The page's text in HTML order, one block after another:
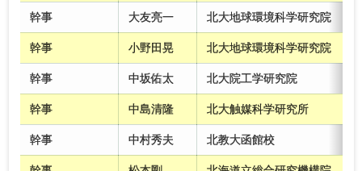
幹事 大友亮一 北大地球環境科学研究院
幹事 小野田晃 北大地球環境科学研究院
幹事 中坂佑太 北大院工学研究院
幹事 中島清隆 北大触媒科学研究所
幹事 中村秀夫 北教大函館校